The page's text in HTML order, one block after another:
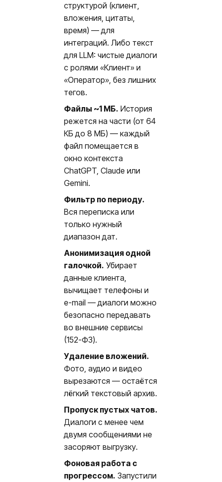
структурой (клиент,
вложения, цитаты,
время) — для
интеграций. Либо текст
для LLM: чистые диалоги
с ролями «Клиент» и
«Оператор», без лишних
тегов.
Файлы ~1 МБ. История
режется на части (от 64
КБ до 8 МБ) — каждый
файл помещается в
окно контекста
ChatGPT, Claude или
Gemini.
Фильтр по периоду.
Вся переписка или
только нужный
диапазон дат.
Анонимизация одной
галочкой. Убирает
данные клиента,
вычищает телефоны и
e-mail — диалоги можно
безопасно передавать
во внешние сервисы
(152-ФЗ).
Удаление вложений.
Фото, аудио и видео
вырезаются — остаётся
лёгкий текстовый архив.
Пропуск пустых чатов.
Диалоги с менее чем
двумя сообщениями не
засоряют выгрузку.
Фоновая работа с
прогрессом. Запустили